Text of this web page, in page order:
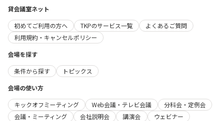
貸会議室ネット
初めてご利用の方へ
TKPのサービス一覧
よくあるご質問
利用規約・キャンセルポリシー
会場を探す
条件から探す
トピックス
会場の使い方
キックオフミーティング
Web会議・テレビ会議
分科会・定例会
会議・ミーティング
会社説明会 講演会
ウェビナー